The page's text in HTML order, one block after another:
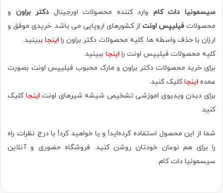
سیسمونیا دات کام وارد کننده محصولات اورجینال دکتر براون و
محصولات فیلیپس اونت از کشورهای اروپایی می باشد. خریدی موفق و
ارزان با حذف واسطه ها. کلیه محصولات دکتر براون را اینجا ببینید.
کلیه محصولات فیلیپس اونت را اینجا ببینید.
برای خرید محصولات دکتر براون و مارک محبوب فیلیپس اونت بصورت
عمده اینجاکلیک کنید.
برای دیدن ویدیوی اموزشی تشخیص شیشه شیرهای اونت اینجا کلیک
کنید.
شما از این محصول استفاده کرده‌اید! و یا خواهید کرد! با درج نظرات راه
را برای هم نوعان خودتان روشن کنید. فروشگاه حضوری‌ و آنلاین
سیسمونیا دات کام.